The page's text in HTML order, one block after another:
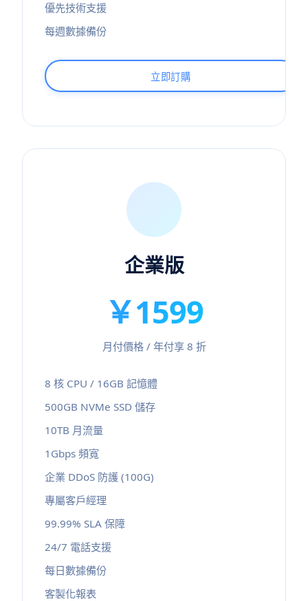
優先技術支援
每週數據備份
立即訂購
企業版
￥1599
月付價格 / 年付享 8 折
8 核 CPU / 16GB 記憶體
500GB NVMe SSD 儲存
10TB 月流量
1Gbps 頻寬
企業 DDoS 防護 (100G)
專屬客戶經理
99.99% SLA 保障
24/7 電話支援
每日數據備份
客製化報表